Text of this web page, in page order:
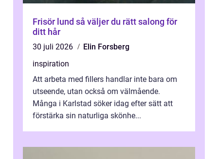
Frisör lund så väljer du rätt salong för
ditt hår
30 juli 2026
Elin Forsberg
inspiration
Att arbeta med fillers handlar inte bara om
utseende, utan också om välmående.
Många i Karlstad söker idag efter sätt att
förstärka sin naturliga skönhe...